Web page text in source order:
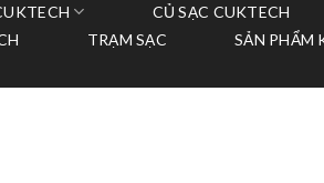
CỦ SẠC CUKTECH
TRẠM SẠC SẢN PHẨM